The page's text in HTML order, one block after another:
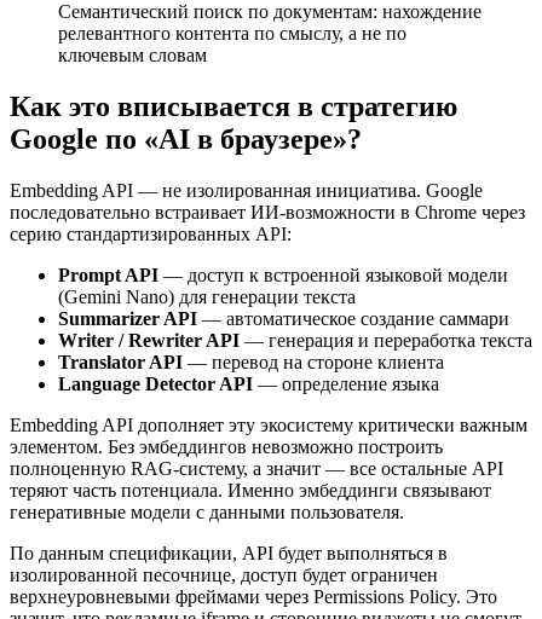
Семантический поиск по документам: нахождение
релевантного контента по смыслу, а не по
ключевым словам
Как это вписывается в стратегию
Google по «AI в браузере»?
Embedding API — не изолированная инициатива. Google
последовательно встраивает ИИ-возможности в Chrome через
серию стандартизированных API:
Prompt API — доступ к встроенной языковой модели
(Gemini Nano) для генерации текста
Summarizer API — автоматическое создание саммари
Writer / Rewriter API — генерация и переработка текста
Translator API — перевод на стороне клиента
Language Detector API — определение языка
Embedding API дополняет эту экосистему критически важным
элементом. Без эмбеддингов невозможно построить
полноценную RAG-систему, а значит — все остальные API
теряют часть потенциала. Именно эмбеддинги связывают
генеративные модели с данными пользователя.
По данным спецификации, API будет выполняться в
изолированной песочнице, доступ будет ограничен
верхнеуровневыми фреймами через Permissions Policy. Это